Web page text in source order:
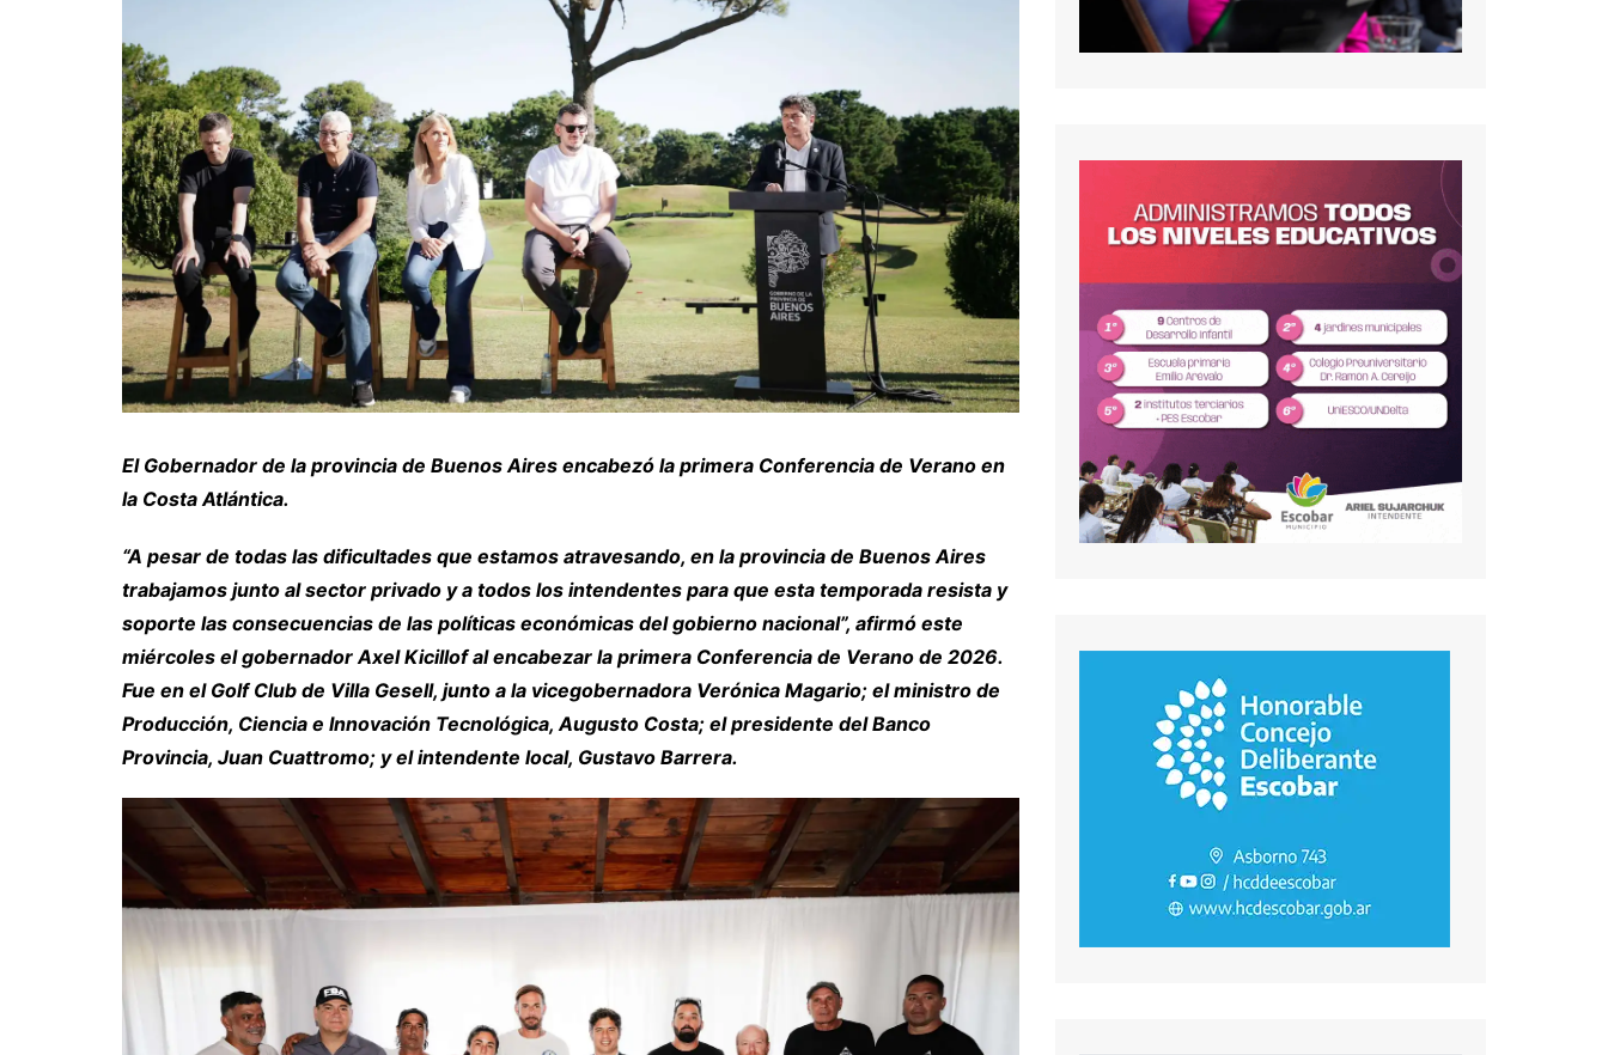
El Gobernador de la provincia de Buenos Aires encabezó la primera Conferencia de Verano en
la Costa Atlántica.
“A pesar de todas las dificultades que estamos atravesando, en la provincia de Buenos Aires
trabajamos junto al sector privado y a todos los intendentes para que esta temporada resista y
soporte las consecuencias de las políticas económicas del gobierno nacional”, afirmó este
miércoles el gobernador Axel Kicillof al encabezar la primera Conferencia de Verano de 2026.
Fue en el Golf Club de Villa Gesell, junto a la vicegobernadora Verónica Magario; el ministro de
Producción, Ciencia e Innovación Tecnológica, Augusto Costa; el presidente del Banco
Provincia, Juan Cuattromo; y el intendente local, Gustavo Barrera.